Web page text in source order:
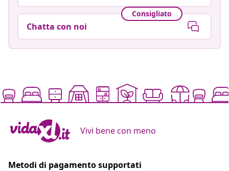
Consigliato
Chatta con noi
Vivi bene con meno
Metodi di pagamento supportati